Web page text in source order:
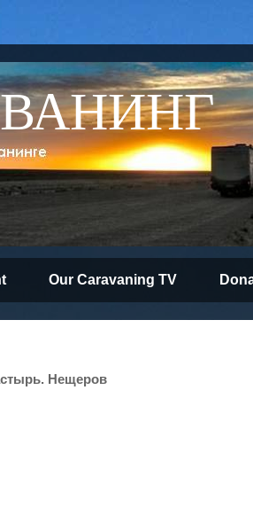
Our Caravaning TV
Нещеров